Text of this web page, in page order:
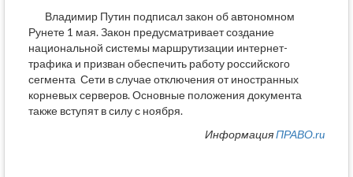
Владимир Путин подписал закон об автономном
Рунете 1 мая. Закон предусматривает создание
национальной системы маршрутизации интернет-
трафика и призван обеспечить работу российского
сегмента Сети в случае отключения от иностранных
корневых серверов. Основные положения документа
также вступят в силу с ноября.
ИнформацияПРАВО.ru